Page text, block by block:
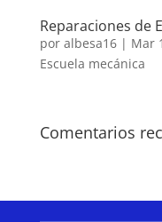
Reparaciones de
por albesa16| Mar
Escuela mecánica
Comentarios